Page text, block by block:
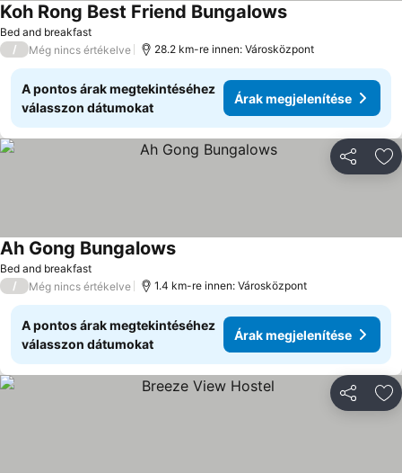
Bed and breakfast
Koh Rong Best Friend BungalowsÁrak
/ Még nincs értékelve 28.2 km-re innen: Városközpont
A pontos árak megtekintéséhez
válasszon dátumokat
Árak megjelenítése
Bed and breakfast
Ah Gong BungalowsÁrak megjelenítése
/ Még nincs értékelve 1.4 km-re innen: Városközpont
A pontos árak megtekintéséhez
válasszon dátumokat
Árak megjelenítése